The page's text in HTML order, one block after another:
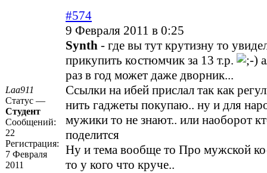
Laa911
Статус —
Студент
Сообщений:
22
Регистрация:
7 Февраля
2011
#574
9 Февраля 2011 в 0:25
Synth - где вы тут крутизну то
прикупить костюмчик за 13 т.р.
раз в год может даже дворник...
Ссылки на ибей прислал так как
нить гаджеты покупаю.. ну и для
мужики то не знают.. или наоборот
поделится
Ну и тема вообще то Про мужской
то у кого что круче..